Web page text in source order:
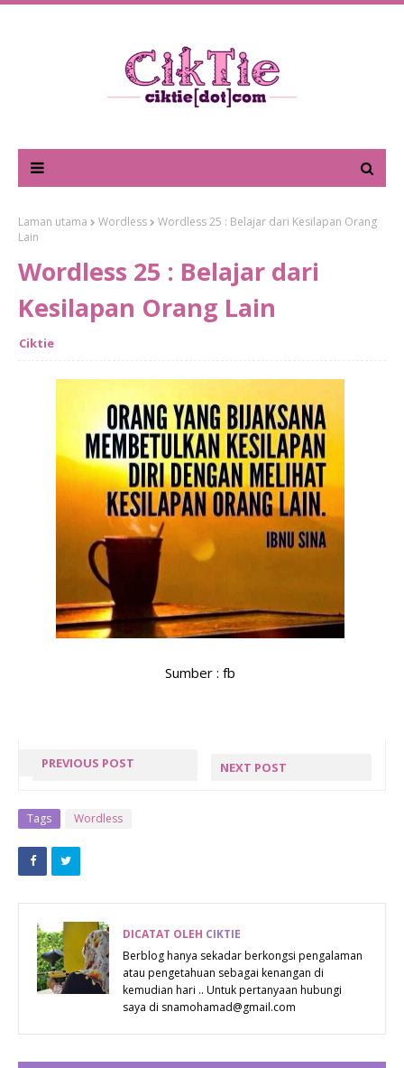
Laman utama Wordless
Wordless 25 : Belajar dari Kesilapan Orang
Lain
Wordless 25 : Belajar dari
Kesilapan Orang Lain
Ciktie
Sumber : fb
PREVIOUS POST
RAYUAN
BR1M 3.0
ADALAH 31
MEI 2014
NEXT POST
REDHA
Tags Wordless
DICATAT OLEH CIKTIE
Berblog hanya sekadar berkongsi pengalaman
atau pengetahuan sebagai kenangan di
kemudian hari .. Untuk pertanyaan hubungi
saya di snamohamad@gmail.com